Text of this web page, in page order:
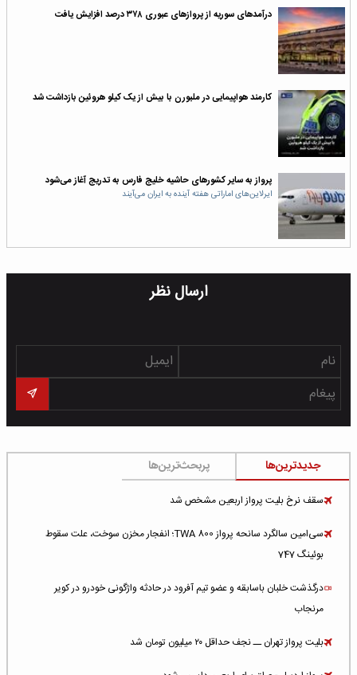
درآمدهای سوریه از پروازهای عبوری ۳۷۸ درصد افزایش یافت
کارمند هواپیمایی در ملبورن با بیش از یک کیلو هروئین بازداشت شد
پرواز به سایر کشورهای حاشیه خلیج فارس به تدریج آغاز می‌شود
ایرلاین‌های اماراتی هفته آینده به ایران می‌آیند
ارسال نظر
جدیدترین‌ها پربحث‌ترین‌ها
سقف نرخ بلیت پرواز اربعین مشخص شد
سی‌امین سالگرد سانحه پرواز TWA 800؛ انفجار مخزن سوخت، علت سقوط
بوئینگ 747
درگذشت خلبان باسابقه و عضو تیم آفرود در حادثه واژگونی خودرو در کویر
مرنجاب
بلیت پرواز تهران ــ نجف حداقل ۲۰ میلیون تومان شد